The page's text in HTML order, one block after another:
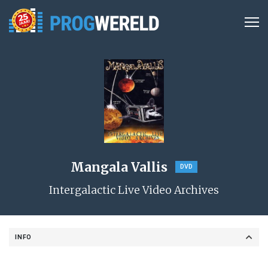
Mangala Vallis DVD
Intergalactic Live Video Archives
INFO